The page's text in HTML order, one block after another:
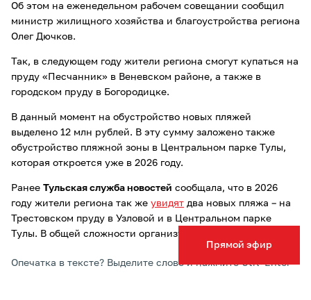
Прямой эфир
Об этом на еженедельном рабочем совещании сообщил
министр жилищного хозяйства и благоустройства региона
Олег Дючков.
Так, в следующем году жители региона смогут купаться на
пруду «Песчанник» в Веневском районе, а также в
городском пруду в Богородицке.
В данный момент на обустройство новых пляжей
выделено 12 млн рублей. В эту сумму заложено также
обустройство пляжной зоны в Центральном парке Тулы,
которая откроется уже в 2026 году.
Ранее Тульская служба новостей сообщала, что в 2026
году жители региона так же увидят два новых пляжа – на
Трестовском пруду в Узловой и в Центральном парке
Тулы. В общей сложности организуют 70 пляжей.
Опечатка в тексте? Выделите слово и нажмите Ctrl+Enter